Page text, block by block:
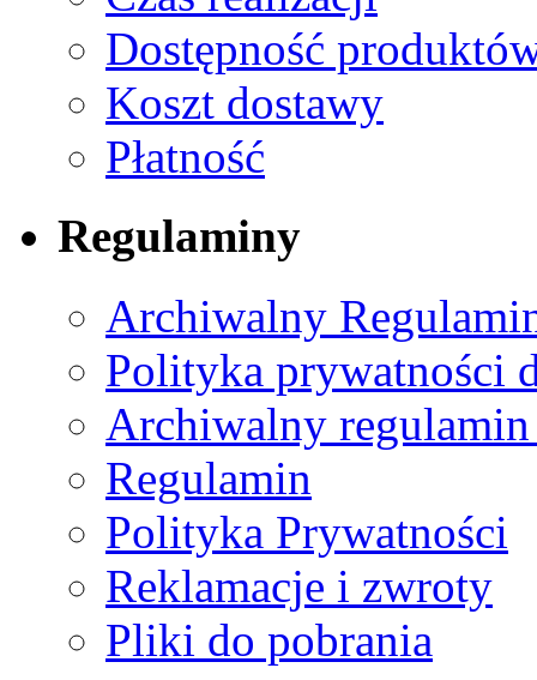
Dostępność
Koszt dostawy
Płatność
Regulaminy
Archiwalny
Polityka prywatności
Archiwalny
Regulamin
Polityka Prywatności
Reklamacje i zwroty
Pliki do pobrania